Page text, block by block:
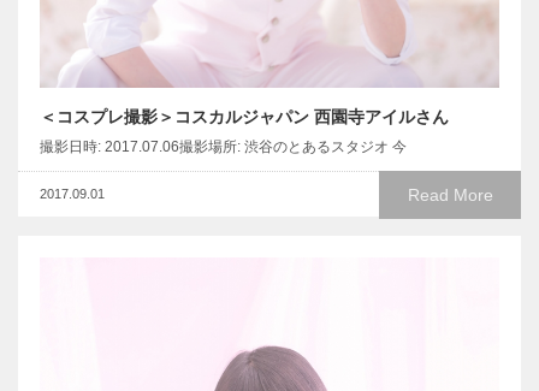
＜コスプレ撮影＞コスカルジャパン 西園寺アイルさん
撮影日時: 2017.07.06撮影場所: 渋谷のとあるスタジオ 今
Read More
2017.09.01